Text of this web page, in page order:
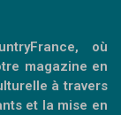
où
magazine en
à travers
et la mise en